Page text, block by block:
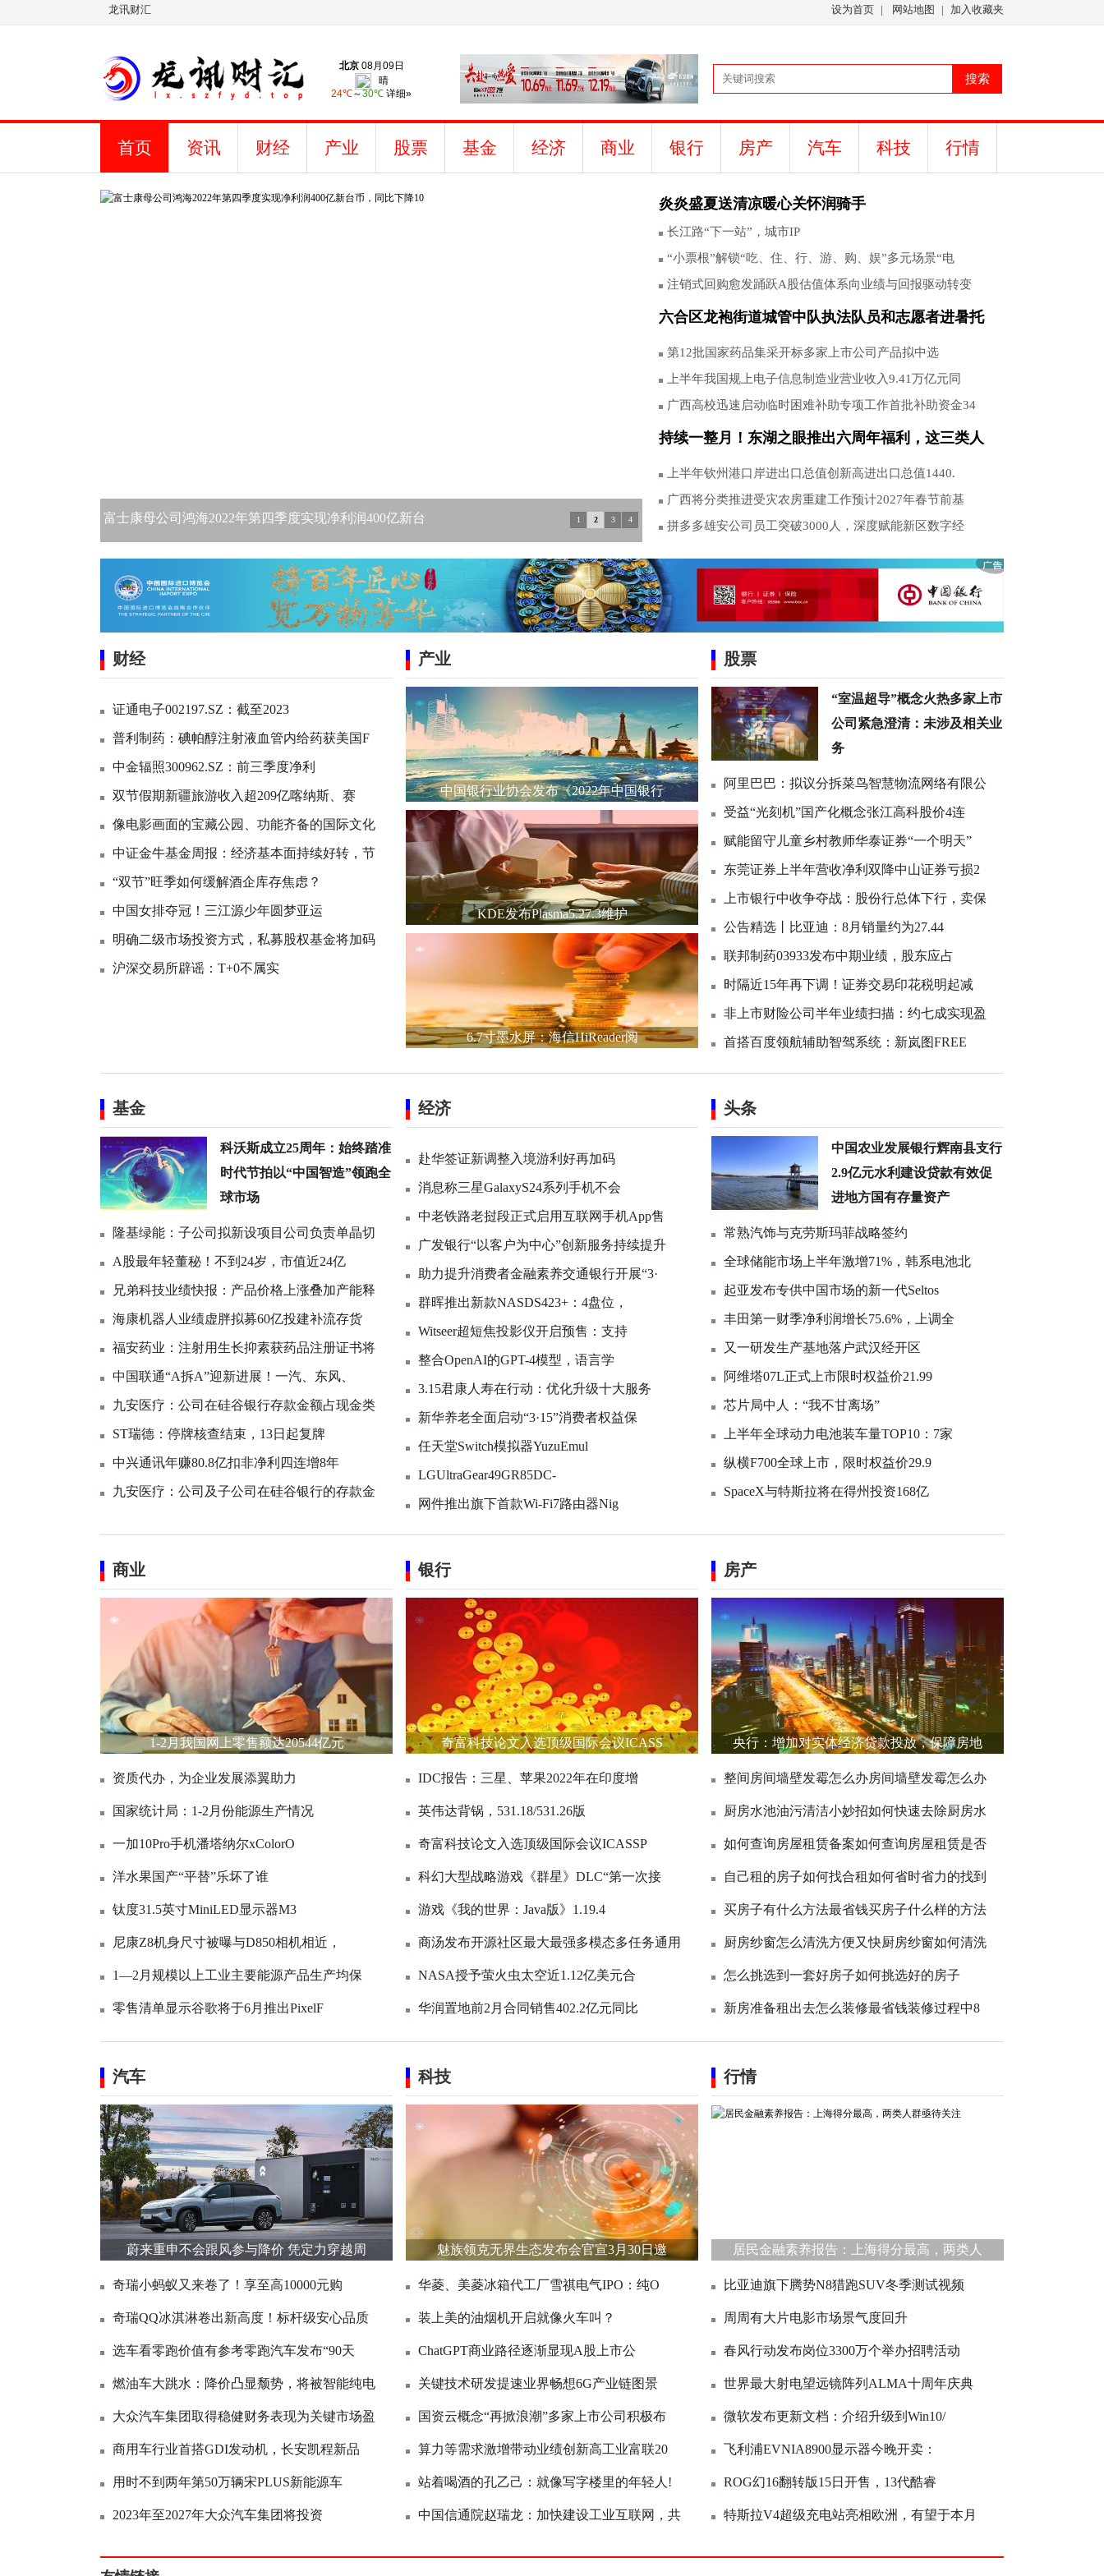
龙讯财汇 设为首页 | 网站地图 | 加入收藏夹
首页 资讯 财经 产业 股票 基金 经济 商业 银行 房产 汽车 科技 行情
富士康母公司鸿海2022年第四季度实现净利润400亿新台 1 2 3 4
炎炎盛夏送清凉暖心关怀润骑手
长江路“下一站”，城市IP
“小票根”解锁“吃、住、行、游、购、娱”多元场景“电
注销式回购愈发踊跃A股估值体系向业绩与回报驱动转变
六合区龙袍街道城管中队执法队员和志愿者进暑托
第12批国家药品集采开标多家上市公司产品拟中选
上半年我国规上电子信息制造业营业收入9.41万亿元同
广西高校迅速启动临时困难补助专项工作首批补助资金34
持续一整月！东湖之眼推出六周年福利，这三类人
上半年钦州港口岸进出口总值创新高进出口总值1440.
广西将分类推进受灾农房重建工作预计2027年春节前基
拼多多雄安公司员工突破3000人，深度赋能新区数字经
财经
证通电子002197.SZ：截至2023
普利制药：碘帕醇注射液血管内给药获美国F
中金辐照300962.SZ：前三季度净利
双节假期新疆旅游收入超209亿喀纳斯、赛
像电影画面的宝藏公园、功能齐备的国际文化
中证金牛基金周报：经济基本面持续好转，节
“双节”旺季如何缓解酒企库存焦虑？
中国女排夺冠！三江源少年圆梦亚运
明确二级市场投资方式，私募股权基金将加码
沪深交易所辟谣：T+0不属实
产业
中国银行业协会发布《2022年中国银行
KDE发布Plasma5.27.3维护
6.7寸墨水屏：海信HiReader阅
股票
“室温超导”概念火热多家上市
公司紧急澄清：未涉及相关业
务
阿里巴巴：拟议分拆菜鸟智慧物流网络有限公
受益“光刻机”国产化概念张江高科股价4连
赋能留守儿童乡村教师华泰证券“一个明天”
东莞证券上半年营收净利双降中山证券亏损2
上市银行中收争夺战：股份行总体下行，卖保
公告精选丨比亚迪：8月销量约为27.44
联邦制药03933发布中期业绩，股东应占
时隔近15年再下调！证券交易印花税明起减
非上市财险公司半年业绩扫描：约七成实现盈
首搭百度领航辅助智驾系统：新岚图FREE
基金
科沃斯成立25周年：始终踏准
时代节拍以“中国智造”领跑全
球市场
隆基绿能：子公司拟新设项目公司负责单晶切
A股最年轻董秘！不到24岁，市值近24亿
兄弟科技业绩快报：产品价格上涨叠加产能释
海康机器人业绩虚胖拟募60亿投建补流存货
福安药业：注射用生长抑素获药品注册证书将
中国联通“A拆A”迎新进展！一汽、东风、
九安医疗：公司在硅谷银行存款金额占现金类
ST瑞德：停牌核查结束，13日起复牌
中兴通讯年赚80.8亿扣非净利四连增8年
九安医疗：公司及子公司在硅谷银行的存款金
经济
赴华签证新调整入境游利好再加码
消息称三星GalaxyS24系列手机不会
中老铁路老挝段正式启用互联网手机App售
广发银行“以客户为中心”创新服务持续提升
助力提升消费者金融素养交通银行开展“3·
群晖推出新款NASDS423+：4盘位，
Witseer超短焦投影仪开启预售：支持
整合OpenAI的GPT-4模型，语言学
3.15君康人寿在行动：优化升级十大服务
新华养老全面启动“3·15”消费者权益保
任天堂Switch模拟器YuzuEmul
LGUltraGear49GR85DC-
网件推出旗下首款Wi-Fi7路由器Nig
头条
中国农业发展银行辉南县支行
2.9亿元水利建设贷款有效促
进地方国有存量资产
常熟汽饰与克劳斯玛菲战略签约
全球储能市场上半年激增71%，韩系电池北
起亚发布专供中国市场的新一代Seltos
丰田第一财季净利润增长75.6%，上调全
又一研发生产基地落户武汉经开区
阿维塔07L正式上市限时权益价21.99
芯片局中人：“我不甘离场”
上半年全球动力电池装车量TOP10：7家
纵横F700全球上市，限时权益价29.9
SpaceX与特斯拉将在得州投资168亿
商业
1-2月我国网上零售额达20544亿元
资质代办，为企业发展添翼助力
国家统计局：1-2月份能源生产情况
一加10Pro手机潘塔纳尔xColorO
洋水果国产“平替”乐坏了谁
钛度31.5英寸MiniLED显示器M3
尼康Z8机身尺寸被曝与D850相机相近，
1—2月规模以上工业主要能源产品生产均保
零售清单显示谷歌将于6月推出PixelF
银行
奇富科技论文入选顶级国际会议ICASS
IDC报告：三星、苹果2022年在印度增
英伟达背锅，531.18/531.26版
奇富科技论文入选顶级国际会议ICASSP
科幻大型战略游戏《群星》DLC“第一次接
游戏《我的世界：Java版》1.19.4
商汤发布开源社区最大最强多模态多任务通用
NASA授予萤火虫太空近1.12亿美元合
华润置地前2月合同销售402.2亿元同比
房产
央行：增加对实体经济贷款投放，保障房地
整间房间墙壁发霉怎么办房间墙壁发霉怎么办
厨房水池油污清洁小妙招如何快速去除厨房水
如何查询房屋租赁备案如何查询房屋租赁是否
自己租的房子如何找合租如何省时省力的找到
买房子有什么方法最省钱买房子什么样的方法
厨房纱窗怎么清洗方便又快厨房纱窗如何清洗
怎么挑选到一套好房子如何挑选好的房子
新房准备租出去怎么装修最省钱装修过程中8
汽车
蔚来重申不会跟风参与降价 凭定力穿越周
奇瑞小蚂蚁又来卷了！享至高10000元购
奇瑞QQ冰淇淋卷出新高度！标杆级安心品质
选车看零跑价值有参考零跑汽车发布“90天
燃油车大跳水：降价凸显颓势，将被智能纯电
大众汽车集团取得稳健财务表现为关键市场盈
商用车行业首搭GDI发动机，长安凯程新品
用时不到两年第50万辆宋PLUS新能源车
2023年至2027年大众汽车集团将投资
科技
魅族领克无界生态发布会官宣3月30日邀
华菱、美菱冰箱代工厂雪祺电气IPO：纯O
装上美的油烟机开启就像火车叫？
ChatGPT商业路径逐渐显现A股上市公
关键技术研发提速业界畅想6G产业链图景
国资云概念“再掀浪潮”多家上市公司积极布
算力等需求激增带动业绩创新高工业富联20
站着喝酒的孔乙己：就像写字楼里的年轻人!
中国信通院赵瑞龙：加快建设工业互联网，共
行情
居民金融素养报告：上海得分最高，两类人
比亚迪旗下腾势N8猎跑SUV冬季测试视频
周周有大片电影市场景气度回升
春风行动发布岗位3300万个举办招聘活动
世界最大射电望远镜阵列ALMA十周年庆典
微软发布更新文档：介绍升级到Win10/
飞利浦EVNIA8900显示器今晚开卖：
ROG幻16翻转版15日开售，13代酷睿
特斯拉V4超级充电站亮相欧洲，有望于本月